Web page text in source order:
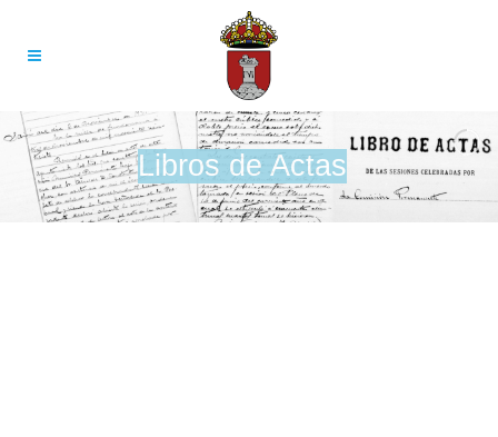
Libros de Actas